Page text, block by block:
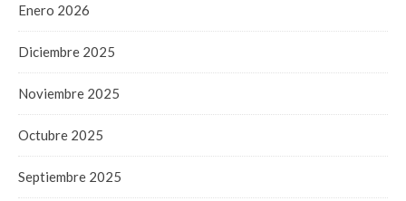
Enero 2026
Diciembre 2025
Noviembre 2025
Octubre 2025
Septiembre 2025